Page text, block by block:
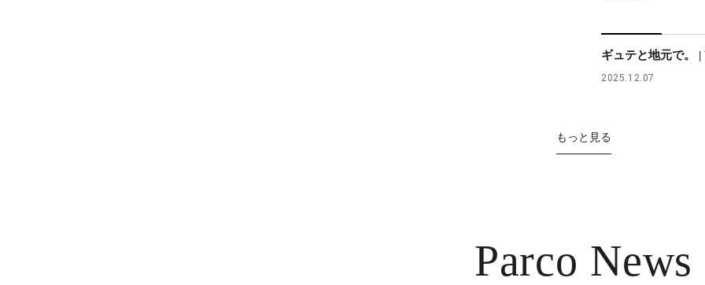
ギュテと地元で。 |
2025.12.07
もっと見る
Parco News